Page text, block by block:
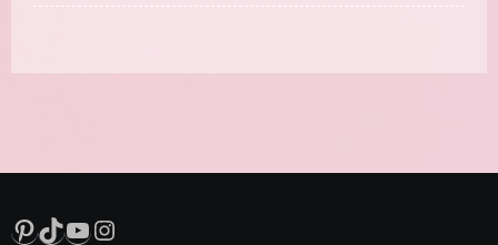
Pinterest
TikTok
YouTube
Instagram